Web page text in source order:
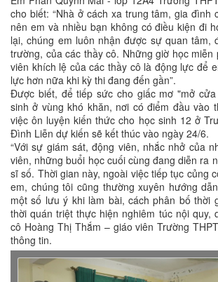
cho biết: “Nhà ở cách xa trung tâm, gia đình
nên em và nhiều bạn không có điều kiện đi
lại, chúng em luôn nhận được sự quan tâm,
trường, của các thầy cô. Những giờ học miễn
viên khích lệ của các thầy cô là động lực để
lực hơn nữa khi kỳ thi đang đến gần”.
Được biết, để tiếp sức cho giấc mơ "mở
sinh ở vùng khó khăn, nơi có điểm đầu vào
việc ôn luyện kiến thức cho học sinh 12 ở
Đình Liễn dự kiến sẽ kết thúc vào ngày 24/6.
“Với sự giám sát, động viên, nhắc nhở của
viên, những buổi học cuối cùng đang diễn ra
sĩ số. Thời gian này, ngoài việc tiếp tục củng
em, chúng tôi cũng thường xuyên hướng
một số lưu ý khi làm bài, cách phân bố thời
thời quán triệt thực hiện nghiêm túc nội quy,
cô Hoàng Thị Thắm – giáo viên Trường
thông tin.